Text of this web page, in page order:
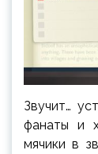
Звучит…
фанаты и
мячики в